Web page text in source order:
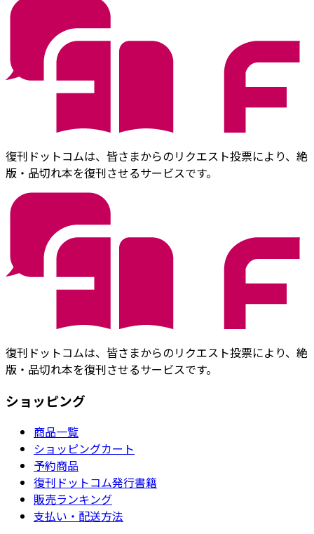
復刊ドットコムは、皆さまからのリクエスト投票により、絶
版・品切れ本を復刊させるサービスです。
復刊ドットコムは、皆さまからのリクエスト投票により、絶
版・品切れ本を復刊させるサービスです。
ショッピング
商品一覧
ショッピングカート
予約商品
復刊ドットコム発行書籍
販売ランキング
支払い・配送方法